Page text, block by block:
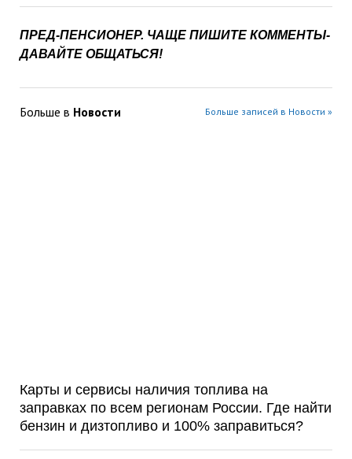
ПРЕД-ПЕНСИОНЕР. ЧАЩЕ ПИШИТЕ КОММЕНТЫ-
ДАВАЙТЕ ОБЩАТЬСЯ!
Больше в Новости Больше записей в Новости »
Карты и сервисы наличия топлива на
заправках по всем регионам России. Где найти
бензин и дизтопливо и 100% заправиться?